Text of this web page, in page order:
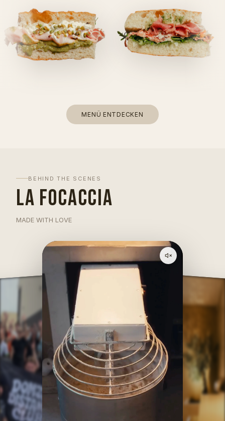
MENÜ ENTDECKEN
BEHIND THE SCENES
LA FOCACCIA
MADE WITH LOVE